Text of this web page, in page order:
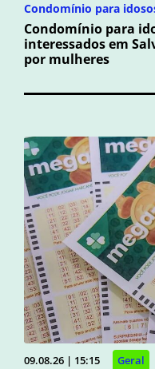
Condomínio para
Condomínio para
interessados em
por mulheres
09.08.26 | 15:15 Geral